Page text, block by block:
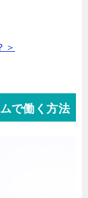
＞
で働く方法